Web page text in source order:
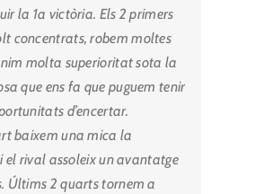
la 1a victòria. Els 2 primers
concentrats, robem moltes
molta superioritat sota la
que ens fa que puguem tenir
d’encertar.
baixem una mica la
el rival assoleix un avantatge
Últims 2 quarts tornem a